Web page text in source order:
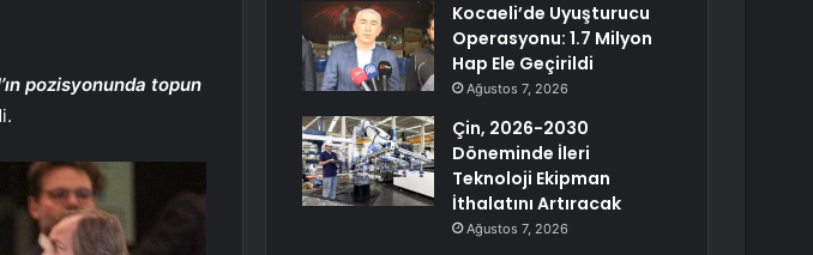
pozisyonunda topun
Kocaeli’de Uyuşturucu
Operasyonu: 1.7 Milyon
Hap Ele Geçirildi
Ağustos 7, 2026
Çin, 2026-2030
Döneminde İleri
Teknoloji Ekipman
İthalatını Artıracak
Ağustos 7, 2026